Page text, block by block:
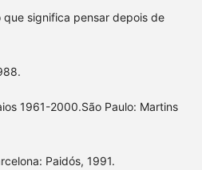
que significa pensar depois de
1961-2000.São Paulo: Martins
Paidós, 1991.